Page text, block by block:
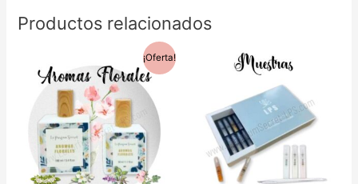
Productos relacionados
¡Oferta!
de
precios:
desde
0,90€
hasta
11,95€
Este
tiene
múltiples
variantes.